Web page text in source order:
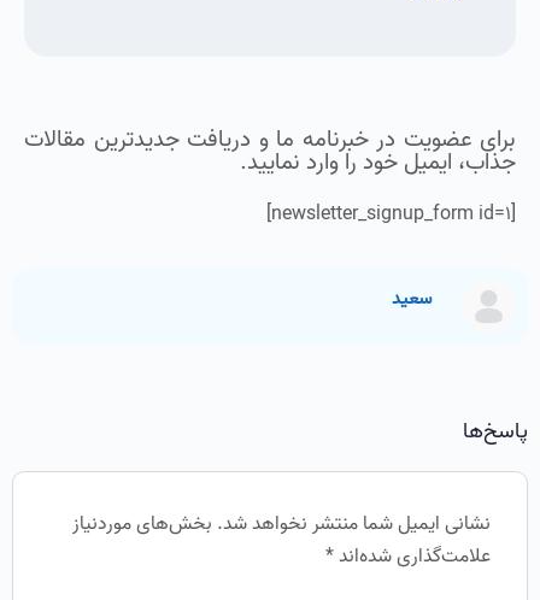
برای عضویت در خبرنامه ما و دریافت جدیدترین مقالات
جذاب، ایمیل خود را وارد نمایید.
[newsletter_signup_form id=1]
سعید
پاسخ‌ها
نشانی ایمیل شما منتشر نخواهد شد. بخش‌های موردنیاز
علامت‌گذاری شده‌اند*